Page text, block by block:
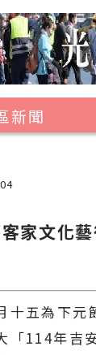
新聞
家文化
十五為下元
「114年吉